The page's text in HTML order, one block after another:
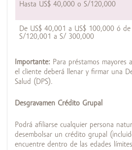
Hasta US$ 40,000 o S/120,000
De US$ 40,001 a US$ 100,000 ó de
S/120,001 a S/ 300,000
Importante: Para préstamos
el cliente deberá llenar y firmar una
Salud (DPS).
Desgravamen Crédito Grupal
Podrá afiliarse cualquier persona
desembolsar un crédito grupal
encuentre dentro de las edades